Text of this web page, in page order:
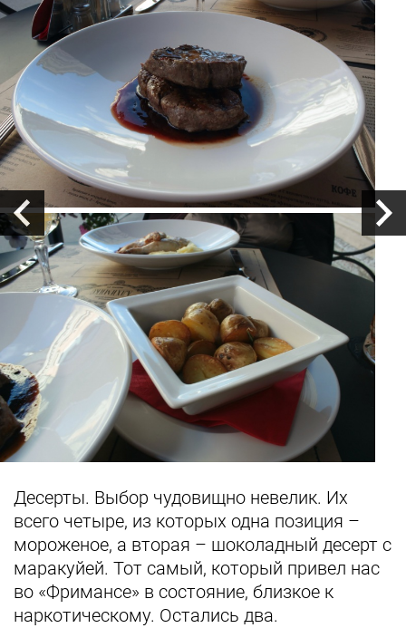
Десерты. Выбор чудовищно невелик. Их
всего четыре, из которых одна позиция –
мороженое, а вторая – шоколадный десерт с
маракуйей. Тот самый, который привел нас
во «Фримансе» в состояние, близкое к
наркотическому. Остались два.